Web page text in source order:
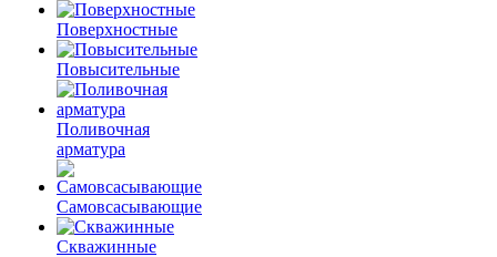
Поверхностные
Повысительные
Поливочная
арматура
Самовсасывающие
Скважинные